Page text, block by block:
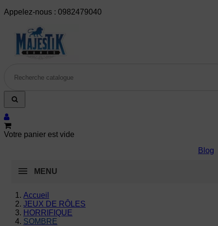
Appelez-nous : 0982479040
Votre panier est vide
Blog
MENU
Accueil
JEUX DE RÔLES
HORRIFIQUE
SOMBRE